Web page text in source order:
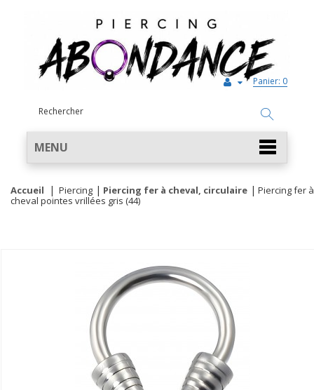
Panier: 0
MENU
Accueil Piercing Piercing fer à cheval, circulaire
Piercing fer à
cheval pointes vrillées gris (44)